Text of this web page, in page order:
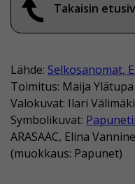
Takaisin
Lähde: Selkosanomat,
Toimitus: Maija Ylätupa
Valokuvat: Ilari Välimäki
Symbolikuvat:
ARASAAC, Elina
(muokkaus: Papunet)